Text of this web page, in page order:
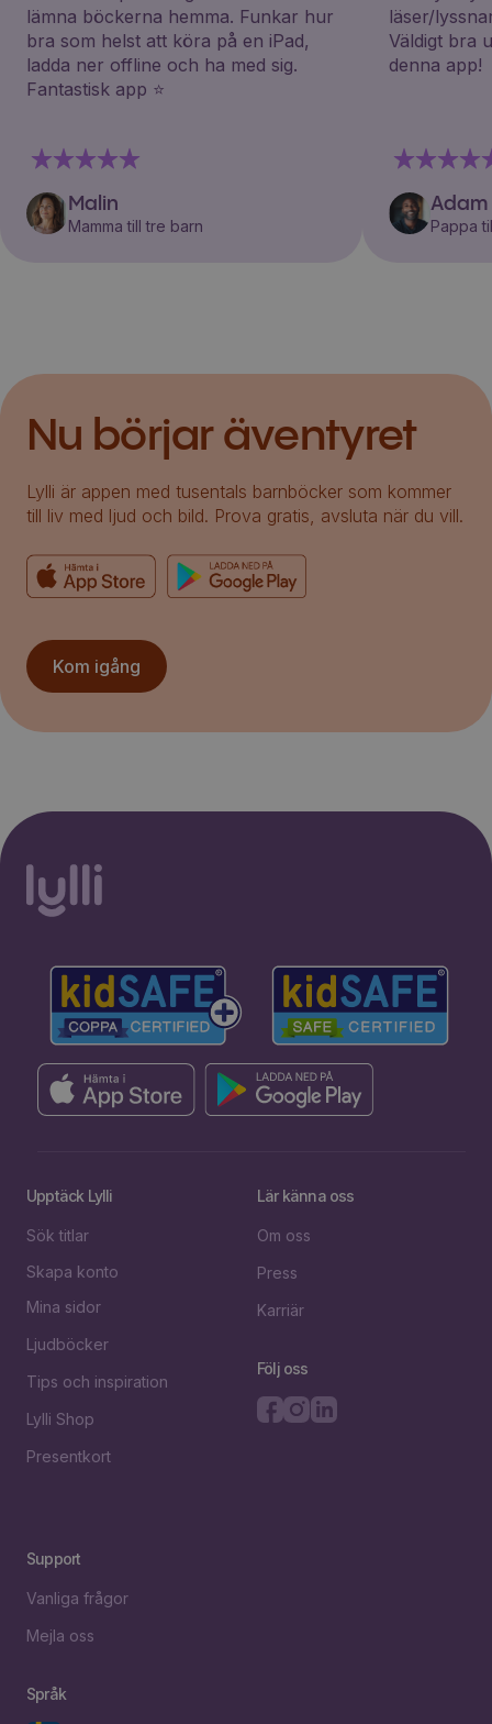
lämna böckerna hemma. Funkar hur
bra som helst att köra på en iPad,
ladda ner offline och ha med sig.
Fantastisk app ⭐️
Malin
Mamma till tre barn
läser/
Väldigt bra
denna app!
Adam
Pappa
Nu börjar äventyret
Lylli är appen med tusentals barnböcker som kommer
till liv med ljud och bild. Prova gratis, avsluta när du vill.
Kom igång
Upptäck Lylli
Sök titlar
Skapa konto
Mina sidor
Ljudböcker
Tips och inspiration
Lylli Shop
Presentkort
Lär känna oss
Om oss
Press
Karriär
Följ oss
Support
Vanliga frågor
Mejla oss
Språk